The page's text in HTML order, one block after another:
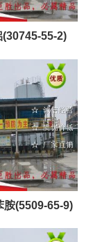
55-2)
胺(5509-65-9)